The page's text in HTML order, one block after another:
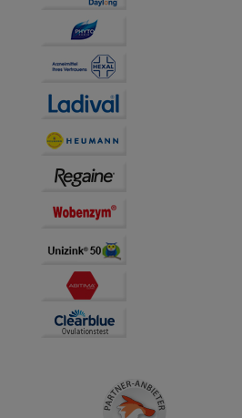
auch die Werbung auf
für Sie zu gestalten.
Daten hierfür teilweise an
oder soziale Medien